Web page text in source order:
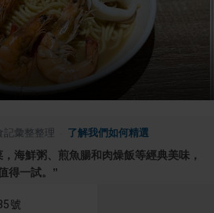
記彙整整理 了解我們如何精選
海鮮粥、煎魚腸和肉燥飯等經典美味，
得一試。 ”
號